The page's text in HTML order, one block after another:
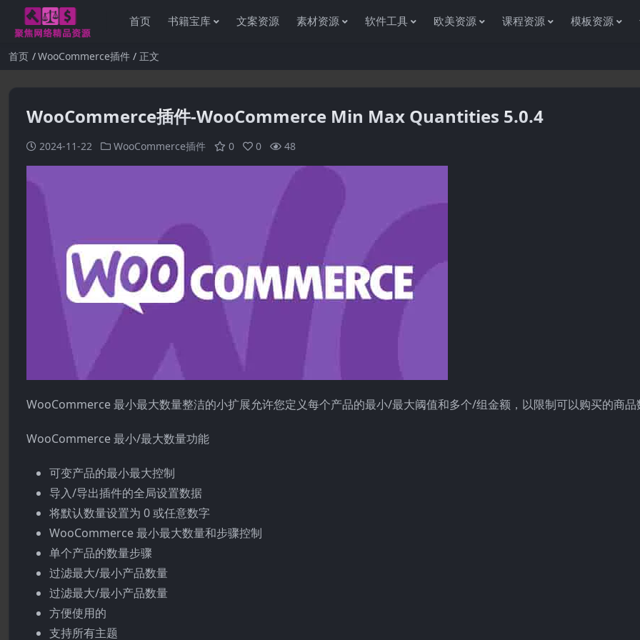
首页 书籍宝库 文案资源 素材资源 软件工具 欧美资源 课程资源 模板资源
首页 WooCommerce插件 正文
WooCommerce插件-WooCommerce Min Max Quantities 5.0.4
2024-11-22 WooCommerce插件 0 0 48
WooCommerce 最小最大数量整洁的小扩展允许您定义每个产品的最小/最大阈值和多个/组金额，以限制可以购买的商品
WooCommerce 最小/最大数量功能
可变产品的最小最大控制
导入/导出插件的全局设置数据
将默认数量设置为 0 或任意数字
WooCommerce 最小最大数量和步骤控制
单个产品的数量步骤
过滤最大/最小产品数量
过滤最大/最小产品数量
方便使用的
支持所有主题